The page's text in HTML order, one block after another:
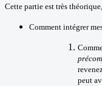
Cette partie est très
Comment intégrer
peut